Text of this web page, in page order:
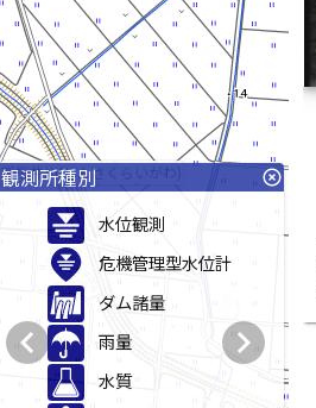
新桜井川(しんさくらいがわ)
観測所種別 highlight_off
水位観測
危機管理型水位計
ダム諸量
雨量
水質
chevron_left chevron_right